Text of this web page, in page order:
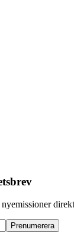
nyemissioner
Prenumerera